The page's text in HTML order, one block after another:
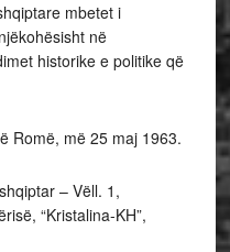
mbetet i
në
historike e politike që
Romë, më 25 maj 1963.
– Vëll. 1,
“Kristalina-KH”,